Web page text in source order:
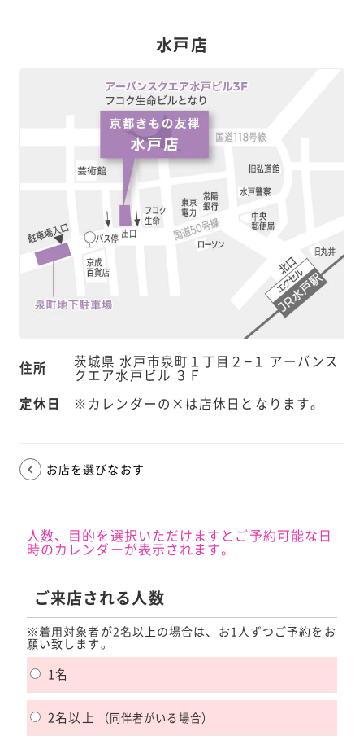
水戸店
住所 茨城県 水戸市泉町１丁目２−１ アーバンス
クエア水戸ビル ３Ｆ
定休日
※カレンダーの×は店休日となります。
お店を選びなおす
人数、目的を選択いただけますとご予約可能な日
時のカレンダーが表示されます。
ご来店される人数
※着用対象者が2名以上の場合は、お1人ずつご予約をお
願い致します。
1名
2名以上 （同伴者がいる場合）